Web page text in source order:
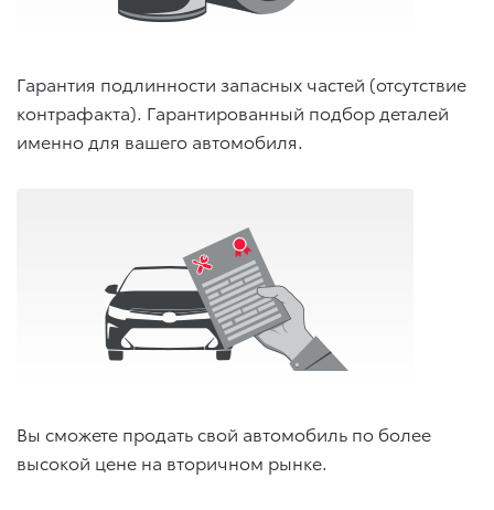
Гарантия подлинности запасных частей (отсутствие
контрафакта). Гарантированный подбор деталей
именно для вашего автомобиля.
Вы сможете продать свой автомобиль по более
высокой цене на вторичном рынке.